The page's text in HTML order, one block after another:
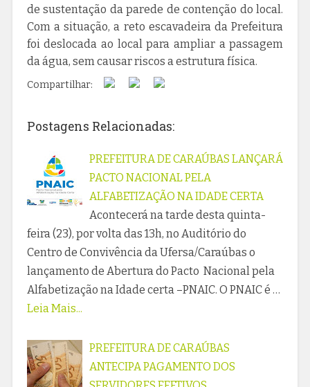
de sustentação da parede de contenção do local.
Com a situação, a reto escavadeira da Prefeitura
foi deslocada ao local para ampliar a passagem
da água, sem causar riscos a estrutura física.
Compartilhar:
Postagens Relacionadas:
PREFEITURA DE CARAÚBAS LANÇARÁ
PACTO NACIONAL PELA
ALFABETIZAÇÃO NA IDADE CERTA
Acontecerá na tarde desta quinta-
feira (23), por volta das 13h, no Auditório do
Centro de Convivência da Ufersa/Caraúbas o
lançamento de Abertura do Pacto Nacional pela
Alfabetização na Idade certa –PNAIC. O PNAIC é …
Leia Mais...
PREFEITURA DE CARAÚBAS
ANTECIPA PAGAMENTO DOS